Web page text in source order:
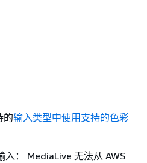
的输入类型中使用支持的色彩
入： MediaLive 无法从 AWS